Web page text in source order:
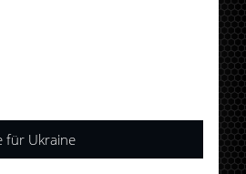
für Ukraine